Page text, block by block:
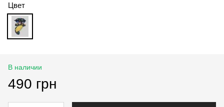
Цвет
В наличии
490 грн